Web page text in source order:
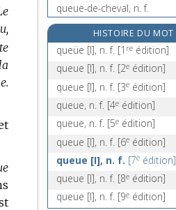
queue-de-cheval, n. f.
queue-de-cochon, n. f.
queue-de-lion, n. f.
queue-de-pie, n. f.
queue-de-pourceau, n. f.
HISTOIRE DU MOT
queüe [I], n. f. [1 re édition]
queue [I], n. f. [2e édition]
queue [I], n. f. [3e édition]
queue, n. f. [4e édition]
queue, n. f. [5e édition]
queue [I], n. f. [6e édition]
queue [I], n. f. [7e édition]
queue [I], n. f. [8e édition]
queue [I], n. f. [9e édition]